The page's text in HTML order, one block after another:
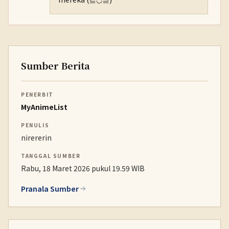
Sumber Berita
PENERBIT
MyAnimeList
PENULIS
nirererin
TANGGAL SUMBER
Rabu, 18 Maret 2026 pukul 19.59 WIB
Pranala Sumber